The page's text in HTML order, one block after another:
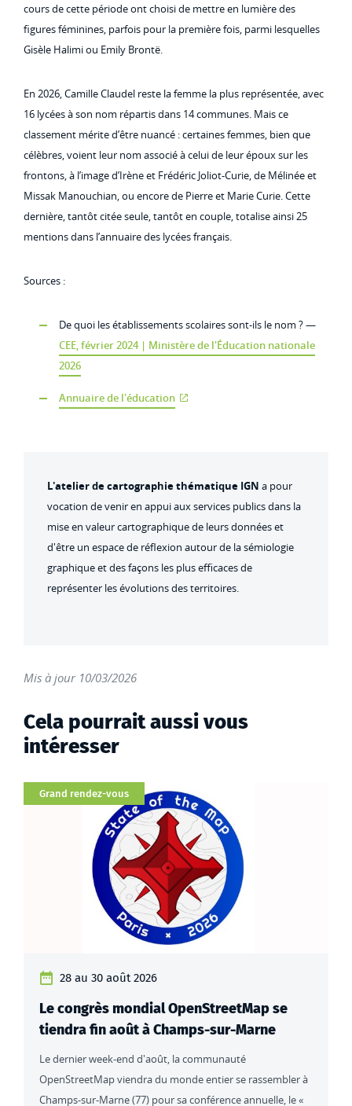
cours de cette période ont choisi de mettre en lumière des
figures féminines, parfois pour la première fois, parmi lesquelles
Gisèle Halimi ou Emily Brontë.
En 2026, Camille Claudel reste la femme la plus représentée, avec
16 lycées à son nom répartis dans 14 communes. Mais ce
classement mérite d’être nuancé : certaines femmes, bien que
célèbres, voient leur nom associé à celui de leur époux sur les
frontons, à l’image d’Irène et Frédéric Joliot-Curie, de Mélinée et
Missak Manouchian, ou encore de Pierre et Marie Curie. Cette
dernière, tantôt citée seule, tantôt en couple, totalise ainsi 25
mentions dans l’annuaire des lycées français.
Sources :
De quoi les établissements scolaires sont-ils le nom ? —
CEE, février 2024 | Ministère de l'Éducation nationale
2026
Annuaire de l'éducation
L'atelier de cartographie thématique IGN a pour
vocation de venir en appui aux services publics dans la
mise en valeur cartographique de leurs données et
d'être un espace de réflexion autour de la sémiologie
graphique et des façons les plus efficaces de
représenter les évolutions des territoires.
Mis à jour 10/03/2026
Cela pourrait aussi vous
intéresser
Catégorie
Grand rendez-vous
28 au 30 août 2026
Le congrès mondial OpenStreetMap se
tiendra fin août à Champs-sur-Marne
Le dernier week-end d'août, la communauté
OpenStreetMap viendra du monde entier se rassembler à
Champs-sur-Marne (77) pour sa conférence annuelle, le «